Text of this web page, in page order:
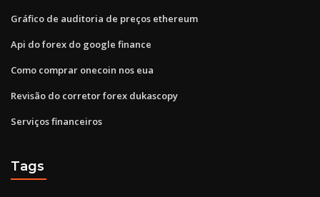
Gráfico de auditoria de preços ethereum
Api do forex do google finance
Como comprar onecoin nos eua
Revisão do corretor forex dukascopy
Serviços financeiros
Tags